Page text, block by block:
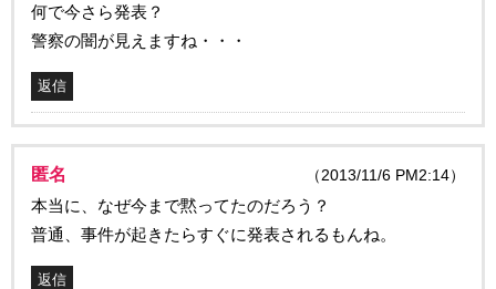
何で今さら発表？
警察の闇が見えますね・・・
返信
匿名 （2013/11/6 PM2:14）
本当に、なぜ今まで黙ってたのだろう？
普通、事件が起きたらすぐに発表されるもんね。
返信